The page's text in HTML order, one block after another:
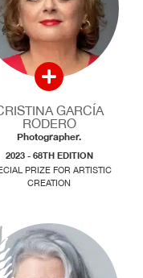
GARCÍA
RODERO
Photographer.
2023 - 68TH EDITION
PRIZE FOR ARTISTIC
CREATION